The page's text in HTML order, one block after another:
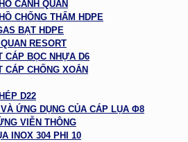
CẢNH QUAN
CHỐNG THẤM HDPE
BẠT HDPE
RESORT
CÁP BỌC NHỰA D6
CÁP CHỐNG XOẮN
D22
ỨNG DỤNG CỦA CÁP LỤA Φ8
VIỄN THÔNG
INOX 304 PHI 10